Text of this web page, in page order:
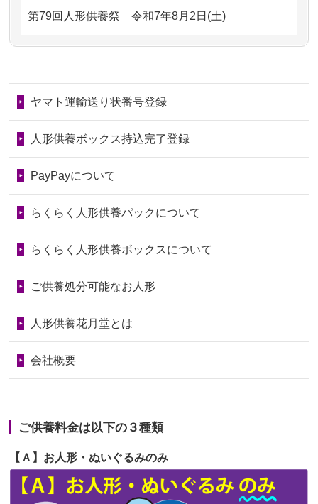
子どもの頃、妹と一緒にお雛様を出し
ました。お...
ので、お願...
2026/06/28以前和人形やぬいぐるみを供養いただ
いたことが...
の回りの物...
2026/06/28人形たちに これまで本当にありがとう
2026/06/24今は亡き両親が孫（私の子供）の初節
句に贈って...
2026/06/23ありがとうね
の祖父母か...
2026/06/20
雛人形をお道具も含め一式で引き取っ
てくださる...
供養が終わったお人形以外はどうして
るのですか？
しょうか？
2024/01/04ガラスケースは外しても良いですか？
第79回人形供養祭令和7年8月2日(土)
第78回人形供養祭令和7年6月20日(金)
第76回人形供養祭令和7年2月28日(金)
第75回人形供養祭令和7年1月17日(金)
第73回人形供養祭令和6年10月17日(木)
第71回人形供養祭令和6年8月1日(木)
第70回人形供養祭令和6年6月21日(金)
第68回人形供養祭令和6年3月22日(金)
第65回人形供養祭令和5年11月09日(木)
第64回人形供養祭令和5年9月21日(木)
第63回人形供養祭 令和5年8月1日(火)
ヤマト運輸送り状番号登録
人形供養ボックス持込完了登録
PayPayについて
らくらく人形供養パックについて
らくらく人形供養ボックスについて
ご供養処分可能なお人形
人形供養花月堂とは
会社概要
ご供養料金は以下の３種類
【Ａ】お人形・ぬいぐるみのみ